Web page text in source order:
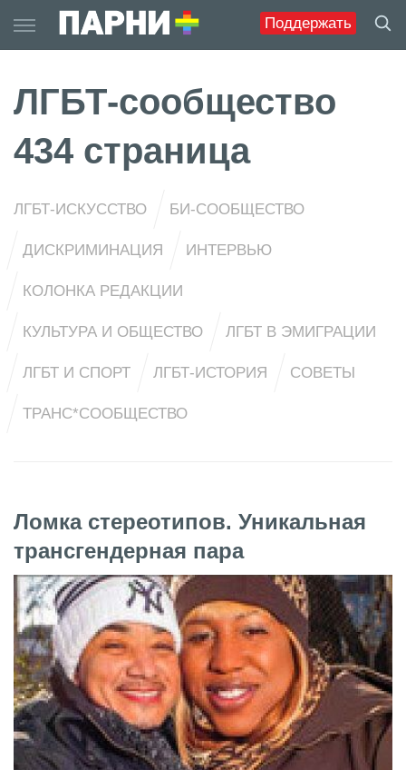
Поддержать
to
content
ЛГБТ-сообщество
434 страница
ЛГБТ-ИСКУССТВО БИ-СООБЩЕСТВО
ДИСКРИМИНАЦИЯ ИНТЕРВЬЮ
КОЛОНКА РЕДАКЦИИ
КУЛЬТУРА И ОБЩЕСТВО ЛГБТ В ЭМИГРАЦИИ
ЛГБТ И СПОРТ ЛГБТ-ИСТОРИЯ СОВЕТЫ
ТРАНС*СООБЩЕСТВО
Ломка стереотипов. Уникальная
трансгендерная пара